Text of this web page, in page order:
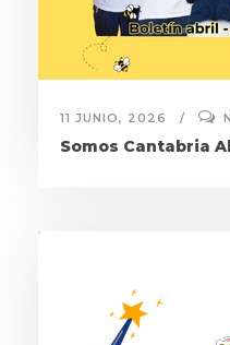
11 JUNIO, 2026
Somos Cantabria